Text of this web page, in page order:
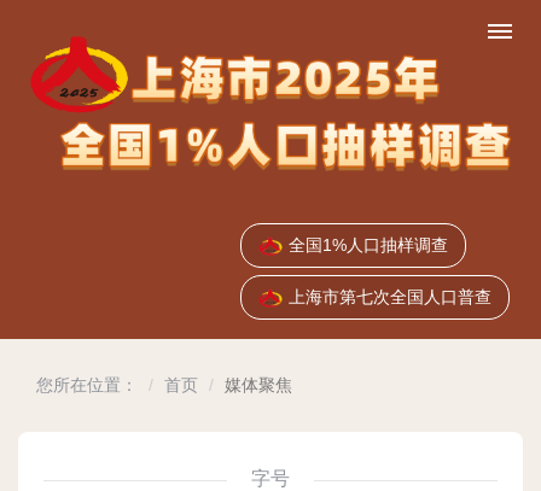
内
全国1%人口抽样调查
上海市第七次全国人口普查
您所在位置： 首页 媒体聚焦
字号